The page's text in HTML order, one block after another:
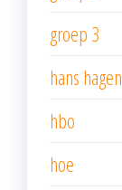
groep 3
hans hagen
hbo
hoe